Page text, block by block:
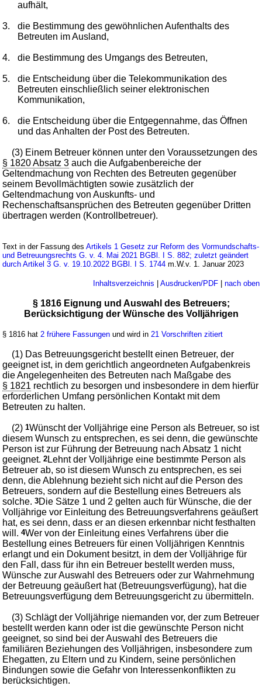
aufhält,
3.
die Bestimmung des gewöhnlichen Aufenthalts des
Betreuten im Ausland,
4. die Bestimmung des Umgangs des Betreuten,
5.
die Entscheidung über die Telekommunikation des
Betreuten einschließlich seiner elektronischen
Kommunikation,
6.
die Entscheidung über die Entgegennahme, das Öffnen
und das Anhalten der Post des Betreuten.
(3) Einem Betreuer können unter den Voraussetzungen des
§ 1820 Absatz 3 auch die Aufgabenbereiche der
Geltendmachung von Rechten des Betreuten gegenüber
seinem Bevollmächtigten sowie zusätzlich der
Geltendmachung von Auskunfts- und
Rechenschaftsansprüchen des Betreuten gegenüber Dritten
übertragen werden (Kontrollbetreuer).
Text in der Fassung desArtikels 1 Gesetz zur Reform des Vormundschafts-
und Betreuungsrechts G. v. 4. Mai 2021 BGBl. I S. 882; zuletzt geändert
durch Artikel 3 G. v. 19.10.2022 BGBl. I S. 1744 m.W.v. 1. Januar 2023
Inhaltsverzeichnis Ausdrucken/PDF| nach oben
§ 1816 Eignung und Auswahl des Betreuers;
Berücksichtigung der Wünsche des Volljährigen
§ 1816 hat 2 frühere Fassungen und wird in 21 Vorschriften zitiert
(1) Das Betreuungsgericht bestellt einen Betreuer, der
geeignet ist, in dem gerichtlich angeordneten Aufgabenkreis
die Angelegenheiten des Betreuten nach Maßgabe des
§ 1821 rechtlich zu besorgen und insbesondere in dem hierfür
erforderlichen Umfang persönlichen Kontakt mit dem
Betreuten zu halten.
(2)1Wünscht der Volljährige eine Person als Betreuer, so ist
diesem Wunsch zu entsprechen, es sei denn, die gewünschte
Person ist zur Führung der Betreuung nach Absatz 1 nicht
geeignet.2 Lehnt der Volljährige eine bestimmte Person als
Betreuer ab, so ist diesem Wunsch zu entsprechen, es sei
denn, die Ablehnung bezieht sich nicht auf die Person des
Betreuers, sondern auf die Bestellung eines Betreuers als
solche.3Die Sätze 1 und 2 gelten auch für Wünsche, die der
Volljährige vor Einleitung des Betreuungsverfahrens geäußert
hat, es sei denn, dass er an diesen erkennbar nicht festhalten
will.4Wer von der Einleitung eines Verfahrens über die
Bestellung eines Betreuers für einen Volljährigen Kenntnis
erlangt und ein Dokument besitzt, in dem der Volljährige für
den Fall, dass für ihn ein Betreuer bestellt werden muss,
Wünsche zur Auswahl des Betreuers oder zur Wahrnehmung
der Betreuung geäußert hat (Betreuungsverfügung), hat die
Betreuungsverfügung dem Betreuungsgericht zu übermitteln.
(3) Schlägt der Volljährige niemanden vor, der zum Betreuer
bestellt werden kann oder ist die gewünschte Person nicht
geeignet, so sind bei der Auswahl des Betreuers die
familiären Beziehungen des Volljährigen, insbesondere zum
Ehegatten, zu Eltern und zu Kindern, seine persönlichen
Bindungen sowie die Gefahr von Interessenkonflikten zu
berücksichtigen.